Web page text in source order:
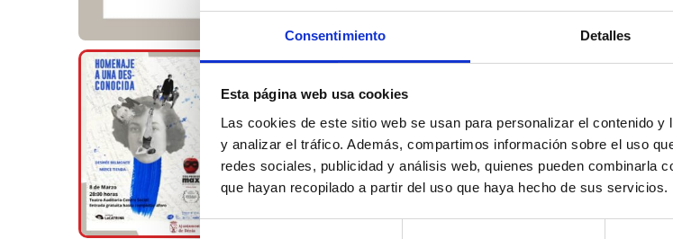
Consentimiento Detalles
Esta página web usa cookies
Las cookies de este sitio web se usan para personalizar el contenido
y analizar el tráfico. Además, compartimos información sobre el uso
redes sociales, publicidad y análisis web, quienes pueden combinarla
que hayan recopilado a partir del uso que haya hecho de sus servicios.
Selección